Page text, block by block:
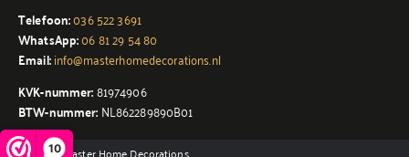
10
Telefoon:036 522 3691
WhatsApp:06 81 29 54 80
Email:info@masterhomedecorations.nl
KVK-nummer:81974906
BTW-nummer: NL862289890B01
© 2026 - Master Home Decorations